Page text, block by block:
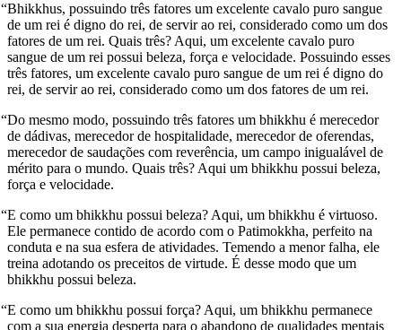
“Bhikkhus, possuindo três fatores um excelente cavalo puro sangue
de um rei é digno do rei, de servir ao rei, considerado como um dos
fatores de um rei. Quais três? Aqui, um excelente cavalo puro
sangue de um rei possui beleza, força e velocidade. Possuindo esses
três fatores, um excelente cavalo puro sangue de um rei é digno do
rei, de servir ao rei, considerado como um dos fatores de um rei.
“Do mesmo modo, possuindo três fatores um bhikkhu é merecedor
de dádivas, merecedor de hospitalidade, merecedor de oferendas,
merecedor de saudações com reverência, um campo inigualável de
mérito para o mundo. Quais três? Aqui um bhikkhu possui beleza,
força e velocidade.
“E como um bhikkhu possui beleza? Aqui, um bhikkhu é virtuoso.
Ele permanece contido de acordo com o Patimokkha, perfeito na
conduta e na sua esfera de atividades. Temendo a menor falha, ele
treina adotando os preceitos de virtude. É desse modo que um
bhikkhu possui beleza.
“E como um bhikkhu possui força? Aqui, um bhikkhu permanece
com a sua energia desperta para o abandono de qualidades mentais